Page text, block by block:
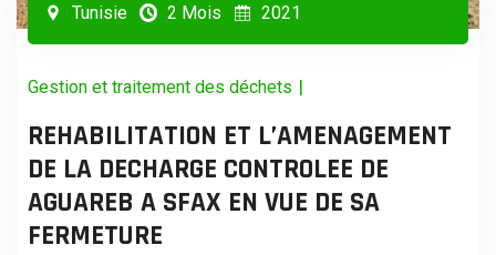
Tunisie 2 Mois 2021
Gestion et traitement des déchets |
REHABILITATION ET L’AMENAGEMENT
DE LA DECHARGE CONTROLEE DE
AGUAREB A SFAX EN VUE DE SA
FERMETURE